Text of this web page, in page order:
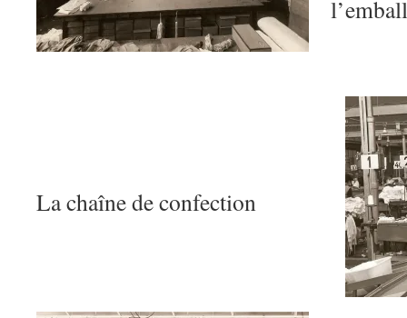
La chaîne de confection